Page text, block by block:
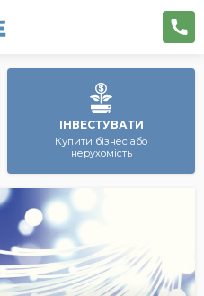
ІНВЕСТУВАТИ
Купити бізнес або
нерухомість